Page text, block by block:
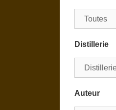
Distillerie
Auteur